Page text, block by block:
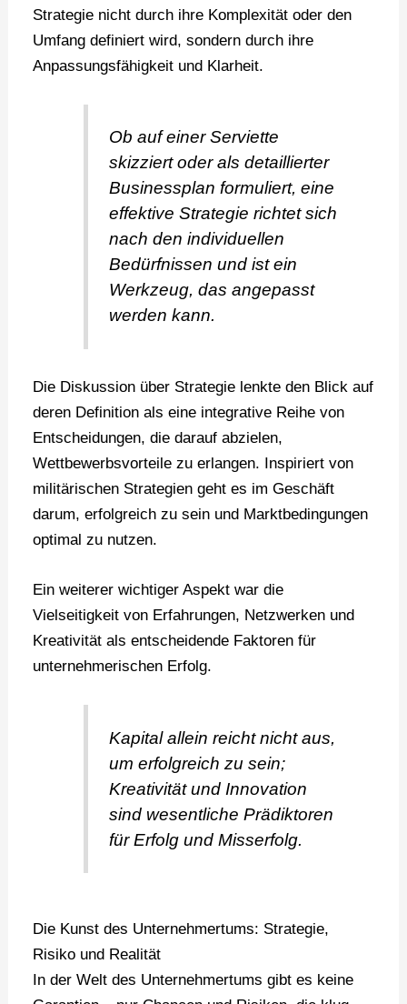
Strategie nicht durch ihre Komplexität oder den
Umfang definiert wird, sondern durch ihre
Anpassungsfähigkeit und Klarheit.
Ob auf einer Serviette
skizziert oder als detaillierter
Businessplan formuliert, eine
effektive Strategie richtet sich
nach den individuellen
Bedürfnissen und ist ein
Werkzeug, das angepasst
werden kann.
Die Diskussion über Strategie lenkte den Blick auf
deren Definition als eine integrative Reihe von
Entscheidungen, die darauf abzielen,
Wettbewerbsvorteile zu erlangen. Inspiriert von
militärischen Strategien geht es im Geschäft
darum, erfolgreich zu sein und Marktbedingungen
optimal zu nutzen.
Ein weiterer wichtiger Aspekt war die
Vielseitigkeit von Erfahrungen, Netzwerken und
Kreativität als entscheidende Faktoren für
unternehmerischen Erfolg.
Kapital allein reicht nicht aus,
um erfolgreich zu sein;
Kreativität und Innovation
sind wesentliche Prädiktoren
für Erfolg und Misserfolg.
Die Kunst des Unternehmertums: Strategie,
Risiko und Realität
In der Welt des Unternehmertums gibt es keine